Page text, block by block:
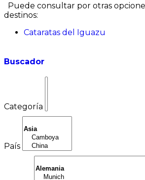
Puede consultar por otras
destinos:
Cataratas del Iguazu
Buscador
Categoría
País